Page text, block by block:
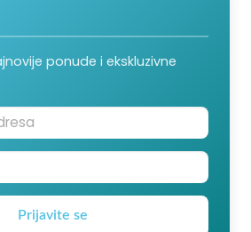
ponude i ekskluzivne
Prijavite se